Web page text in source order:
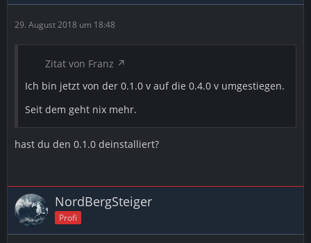
29. August 2018 um 18:48
Zitat von Franz
Ich bin jetzt von der 0.1.0 v auf die 0.4.0 v umgestiegen.
Seit dem geht nix mehr.
hast du den 0.1.0 deinstalliert?
NordBergSteiger
Profi